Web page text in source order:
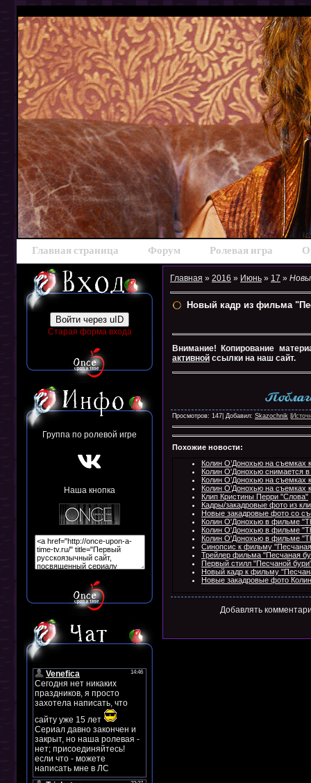
Главная страница Форум Ролевая игра
Войти через uID
Старая форма входа
Группа по ролевой игре
Наша кнопка
Главная » 2016 » Июнь » 17 »
Новый кадр из фильма
Внимание! Копирование
активной ссылки на наш сайт.
Просмотров: 147| Добавил: Skazochnik
Похожие новости:
Колин О’Донохью на съемках
Колин О'Донохью снимается
Колин О’Донохью на съемках
Колин О’Донохью на
Клип Кристины Перри "Слова"
Кадры/закадровые фото из
Новые закадровые фото со
Колин О'Донохью в фильме
Колин О'Донохью в фильме
Колин О'Донохью в фильме
Синопсис к фильму
Трейлер фильма "Песчаная
Первый стилл "Песчаной
Новый кадр к фильму
Новые закадровые фото
Добавлять